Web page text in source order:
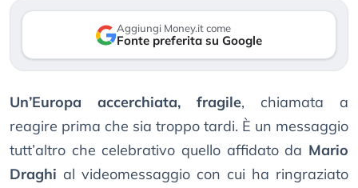
Aggiungi Money.it come
Fonte preferita su Google
Un’Europa accerchiata, fragile, chiamata a
reagire prima che sia troppo tardi. È un messaggio
tutt’altro che celebrativo quello affidato da Mario
Draghi al videomessaggio con cui ha ringraziato